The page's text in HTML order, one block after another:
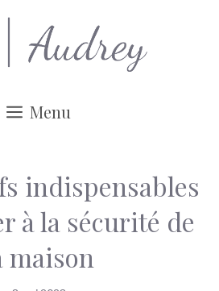
Menu
indispensables
à la sécurité de
maison